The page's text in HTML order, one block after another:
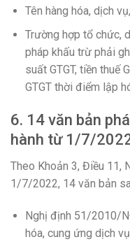
Tên hàng hóa, dịch
Trường hợp tổ chức,
pháp khấu trừ phải
suất GTGT, tiền thuế
GTGT thời điểm lập
6. 14 văn bản
hành từ 1/7/
Theo Khoản 3, Điều 11,
1/7/2022, 14 văn bản
Nghị định 51/2010/
hóa, cung ứng dịch vụ.